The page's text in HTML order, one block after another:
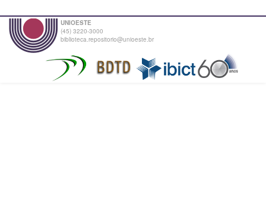
UNIOESTE
(45) 3220-3000
biblioteca.repositorio@unioeste.br